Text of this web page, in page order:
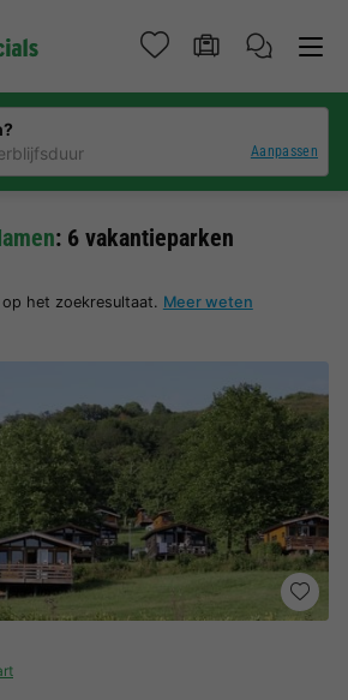
Aanpassen
: 6 vakantieparken
het zoekresultaat. Meer weten